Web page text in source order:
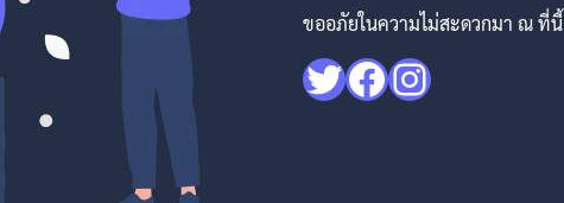
ขออภัยในความไม่สะดวกมา ณ ที่นี้
Twitter
Facebook
Instagram